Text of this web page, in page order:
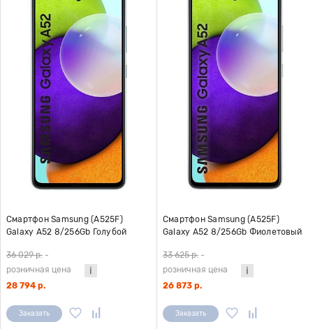
Смартфон Samsung (A525F)
Galaxy A52 8/256Gb Голубой
36 029 р. -
розничная цена
28 794 р.
Заказать
Смартфон Samsung (A525F)
Galaxy A52 8/256Gb Фиолетовый
33 625 р. -
розничная цена
26 873 р.
Заказать